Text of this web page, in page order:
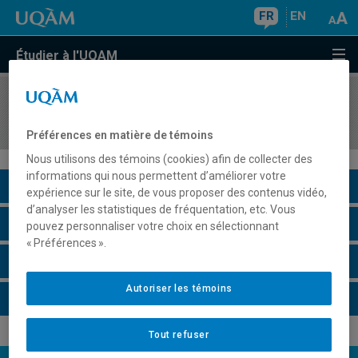
FR EN
Étudier à l'UQAM
COURS//
Description du cours
Horaire - Été 2026
Préférences en matière de témoins
Nous utilisons des témoins (cookies) afin de collecter des
informations qui nous permettent d’améliorer votre
expérience sur le site, de vous proposer des contenus vidéo,
d’analyser les statistiques de fréquentation, etc. Vous
pouvez personnaliser votre choix en sélectionnant
« Préférences ».
Tout refuser
Autoriser les témoins